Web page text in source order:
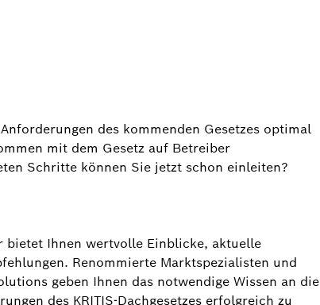
des kommenden Gesetzes optimal
mit dem Gesetz auf Betreiber
Schritte können Sie jetzt schon einleiten?
bietet Ihnen wertvolle Einblicke, aktuelle
Renommierte Marktspezialisten und
geben Ihnen das notwendige Wissen an die
des KRITIS-Dachgesetzes erfolgreich zu